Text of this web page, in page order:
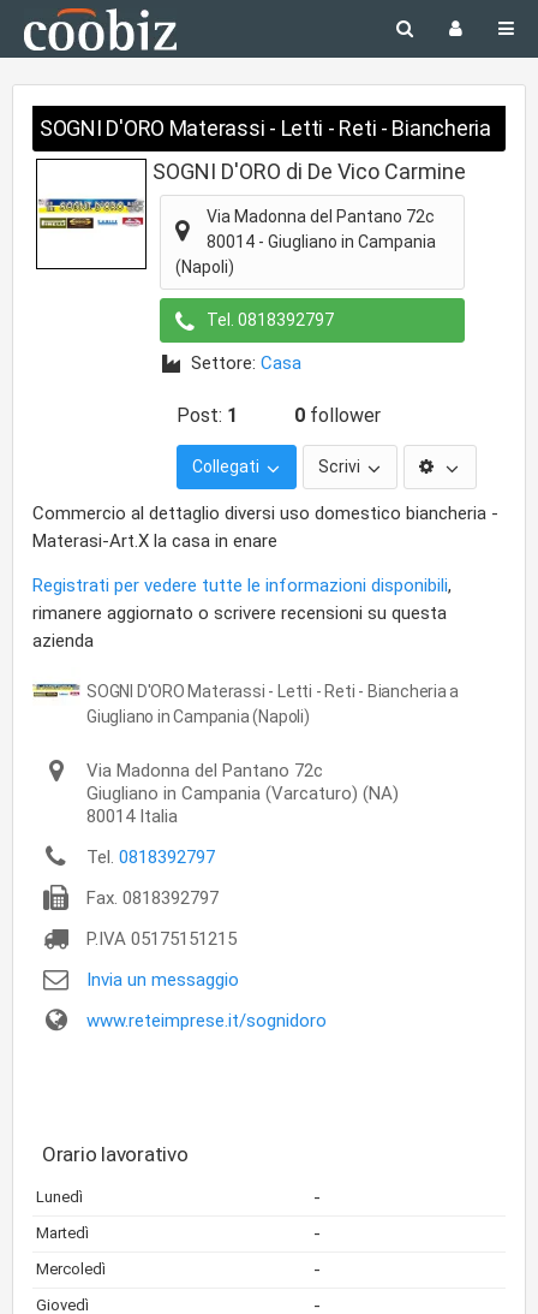
SOGNI D'ORO Materassi - Letti - Reti - Biancheria
SOGNI D'ORO di De Vico Carmine
Via Madonna del Pantano 72c
80014 - Giugliano in Campania
(Napoli)
Tel. 0818392797
Settore: Casa
Post: 1 0 follower
Collegati Scrivi
Commercio al dettaglio diversi uso domestico biancheria -
Materasi-Art.X la casa in enare
Registrati per vedere tutte le informazioni disponibili,
rimanere aggiornato o scrivere recensioni su questa
azienda
SOGNI D'ORO Materassi - Letti - Reti - Biancheria a
Giugliano in Campania (Napoli)
Via Madonna del Pantano 72c
Giugliano in Campania (Varcaturo) (NA)
80014 Italia
Tel. 0818392797
Fax. 0818392797
P.IVA 05175151215
Invia un messaggio
www.reteimprese.it/sognidoro
Orario lavorativo
Lunedì -
Martedì -
Mercoledì -
Giovedì -